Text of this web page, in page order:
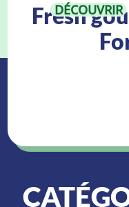
Fresh
DÉCOUVRIR